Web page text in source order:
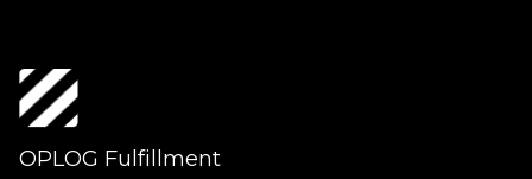
OPLOG Fulfillment